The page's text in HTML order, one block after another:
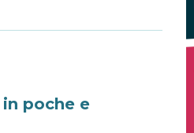
poche e